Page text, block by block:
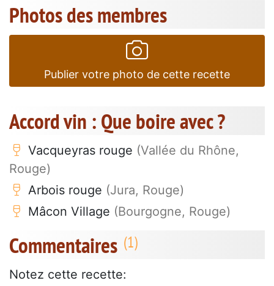
Photos des membres
Publier votre photo de cette recette
Accord vin : Que boire avec ?
Vacqueyras rouge (Vallée du Rhône,
Rouge)
Arbois rouge (Jura, Rouge)
Mâcon Village (Bourgogne, Rouge)
Commentaires
Notez cette recette: